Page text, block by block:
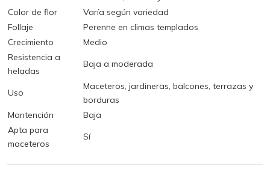
Color de flor
Varía según variedad
Follaje
Perenne en climas templados
Crecimiento
Medio
Resistencia a
heladas
Baja a moderada
Uso
Maceteros, jardineras, balcones, terrazas y
borduras
Mantención
Baja
Apta para
maceteros
Sí